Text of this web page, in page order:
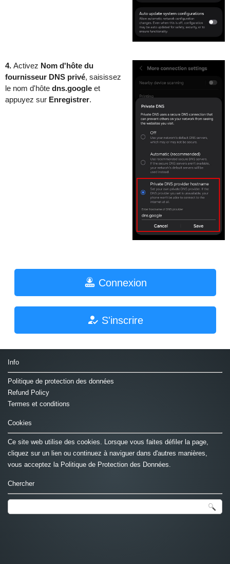
4. Activez Nom d'hôte du
fournisseur DNS privé, saisissez
le nom d'hôte dns.google et
appuyez sur Enregistrer.
Connexion
S'inscrire
Info
Politique de protection des données
Refund Policy
Termes et conditions
Cookies
Ce site web utilise des cookies. Lorsque vous faites défiler la page,
cliquez sur un lien ou continuez à naviguer dans d'autres manières,
vous acceptez la Politique de Protection des Données.
Chercher